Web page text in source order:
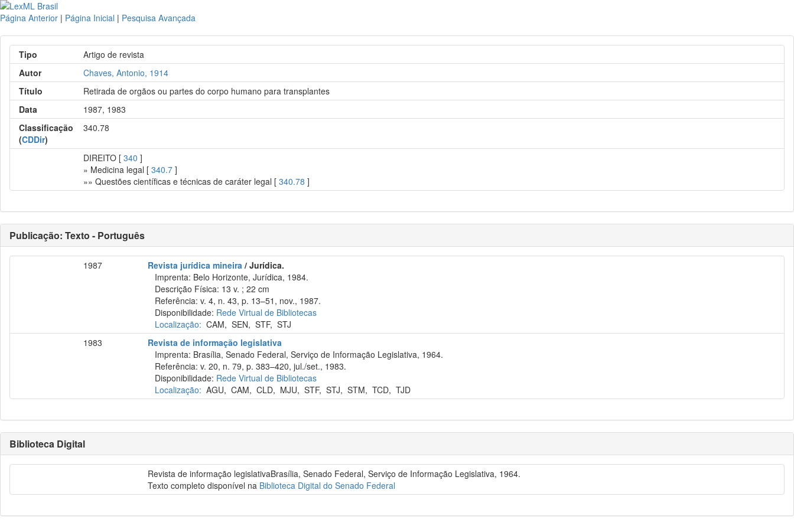
Página Anterior | Página Inicial | Pesquisa Avançada
Tipo
Artigo de revista
Autor
Chaves, Antonio, 1914
Título
Retirada de orgãos ou partes do corpo humano para transplantes
Data
1987, 1983
Classificação
(CDDir)
340.78
DIREITO [340 ]
» Medicina legal [340.7 ]
»» Questões científicas e técnicas de caráter legal [340.78 ]
Publicação: Texto - Português
1987 Revista jurídica mineira / Jurídica.
Imprenta: Belo Horizonte, Jurídica, 1984.
Descrição Física: 13 v. ; 22 cm
Referência: v. 4, n. 43, p. 13–51, nov., 1987.
Disponibilidade: Rede Virtual de Bibliotecas
Localização: CAM,SEN,STF,STJ
1983
Revista de informação legislativa
Imprenta: Brasília, Senado Federal, Serviço de Informação Legislativa, 1964.
Referência: v. 20, n. 79, p. 383–420, jul./set., 1983.
Disponibilidade: Rede Virtual de Bibliotecas
Localização: AGU,CAM,CLD, MJU,STF,STJ,STM,TCD,TJD
Biblioteca Digital
Revista de informação legislativaBrasília, Senado Federal, Serviço de Informação Legislativa, 1964.
Texto completo disponível na Biblioteca Digital do Senado Federal